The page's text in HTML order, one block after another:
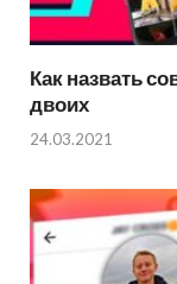
Как назвать
двоих
24.03.2021